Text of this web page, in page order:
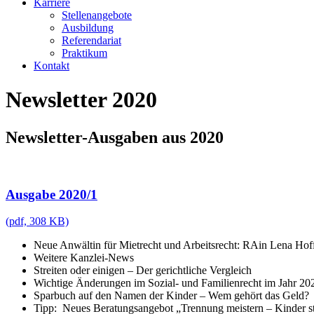
Karriere
Stellenangebote
Ausbildung
Referendariat
Praktikum
Kontakt
Newsletter 2020
Newsletter-Ausgaben aus 2020
Ausgabe 2020/1
(pdf, 308 KB)
Neue Anwältin für Mietrecht und Arbeitsrecht: RAin Lena
Weitere Kanzlei-News
Streiten oder einigen – Der gerichtliche Vergleich
Wichtige Änderungen im Sozial- und Familienrecht im Jahr
Sparbuch auf den Namen der Kinder – Wem gehört das Geld?
Tipp: Neues Beratungsangebot „Trennung meistern – Kinder